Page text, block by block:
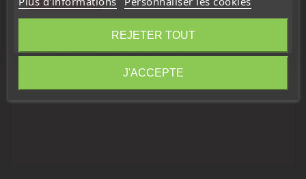
Twingo Megane 7701039565 7701029259
REJETER TOUT
J'ACCEPTE
compréhension»
Fermer
Information